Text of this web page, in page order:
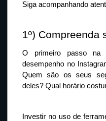
Siga acompanhando
1º) Compreenda
O primeiro passo
desempenho no
Quem são os seus
deles? Qual horário
Investir no uso de